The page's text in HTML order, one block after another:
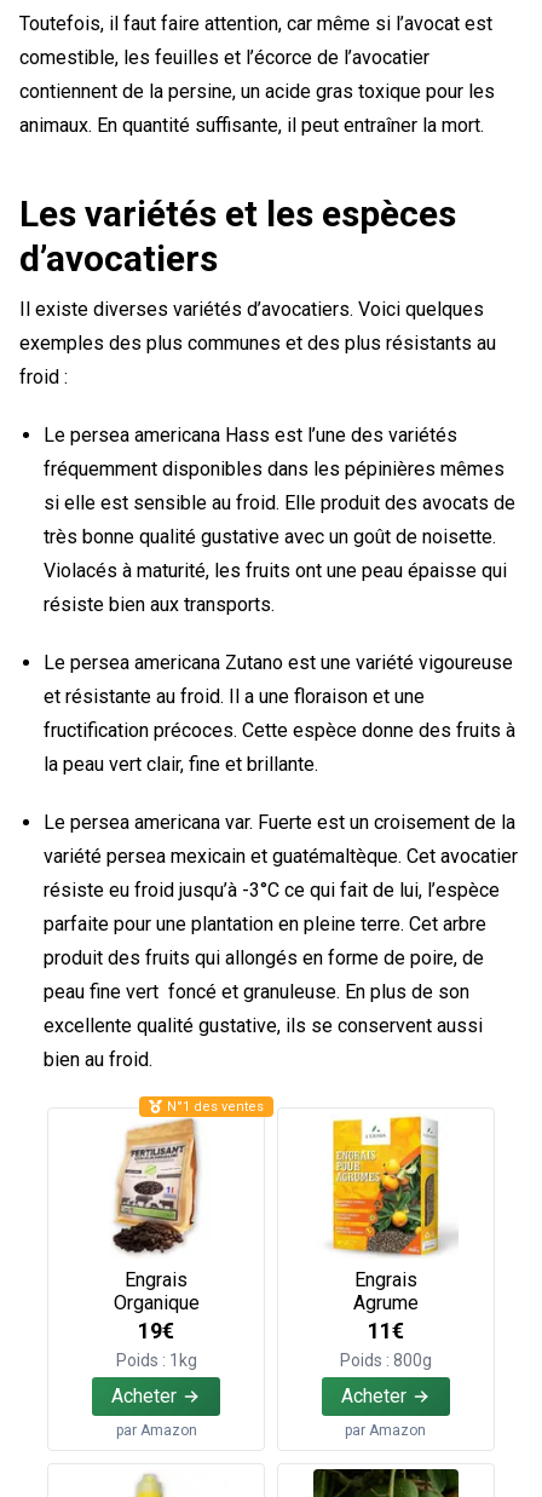
Toutefois, il faut faire attention, car même si l’avocat est
comestible, les feuilles et l’écorce de l’avocatier
contiennent de la persine, un acide gras toxique pour les
animaux. En quantité suffisante, il peut entraîner la mort.
Les variétés et les espèces
d’avocatiers
Il existe diverses variétés d’avocatiers. Voici quelques
exemples des plus communes et des plus résistants au
froid :
Le persea americana Hass est l’une des variétés
fréquemment disponibles dans les pépinières mêmes
si elle est sensible au froid. Elle produit des avocats de
très bonne qualité gustative avec un goût de noisette.
Violacés à maturité, les fruits ont une peau épaisse qui
résiste bien aux transports.
Le persea americana Zutano est une variété vigoureuse
et résistante au froid. Il a une floraison et une
fructification précoces. Cette espèce donne des fruits à
la peau vert clair, fine et brillante.
Le persea americana var. Fuerte est un croisement de la
variété persea mexicain et guatémaltèque. Cet avocatier
résiste eu froid jusqu’à -3°C ce qui fait de lui, l’espèce
parfaite pour une plantation en pleine terre. Cet arbre
produit des fruits qui allongés en forme de poire, de
peau fine vert foncé et granuleuse. En plus de son
excellente qualité gustative, ils se conservent aussi
bien au froid.
Engrais
Organique
19€
Poids : 1kg
Acheter
par Amazon
N°1 des ventes
Engrais
Agrume
11€
Poids : 800g
Acheter
parAmazon